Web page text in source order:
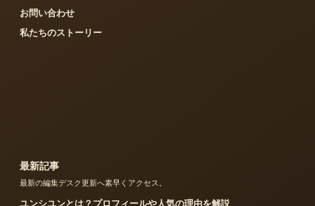
お問い合わせ
私たちのストーリー
最新記事
最新の編集デスク更新へ素早くアクセス。
ユンシユンとは？プロフィールや人気の理由を解説